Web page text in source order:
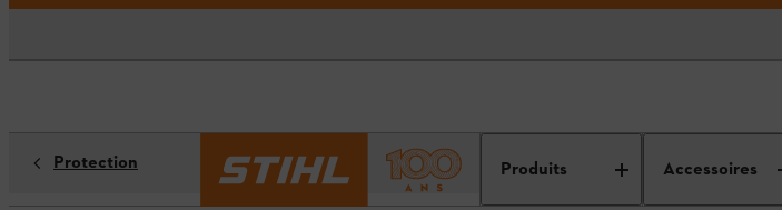
Produits Accessoires
Protection